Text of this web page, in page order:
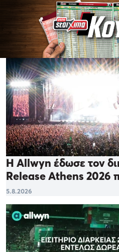
Η Allwyn έδωσε τον
Release Athens 2026
5.8.2026